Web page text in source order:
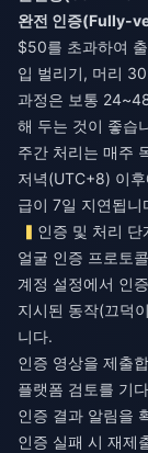
완전 인증(Fully-
$50를 초과하여
입 벌리기, 머리
과정은 보통
해 두는 것이 좋습
주간 처리는 매주
저녁(UTC+8) 이
급이 7일 지연됩니
인증 및 처리 단
얼굴 인증 프로토
계정 설정에서 인
지시된 동작(끄덕
니다.
인증 영상을 제출
플랫폼 검토를 기
인증 결과 알림을
인증 실패 시 재제